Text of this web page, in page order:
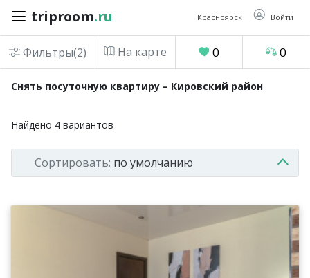
triproom.ru Красноярск Войти
triproom .ru
рубль
Войти / Зарегистрироваться
Добавить
Избранное
Фильтры(2) На карте 0 0
Снять посуточную квартиру – Кировский район
Найдено 4 вариантов
Сортировать: по умолчанию